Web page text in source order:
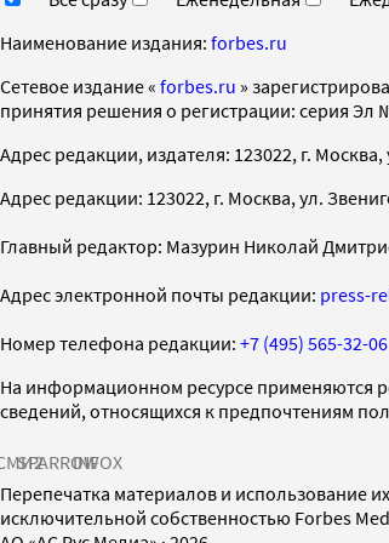
Наименование издания: forbes.ru
Cетевое издание « forbes.ru »
принятия решения о регистрации: серия Эл
Адрес редакции, издателя: 123022, г. Москва,
Адрес редакции: 123022, г. Москва, ул.
Главный редактор: Мазурин Николай
Адрес электронной почты редакции: press-
Номер телефона редакции: +7 (495) 565-32-06
На информационном ресурсе применяются
сведений, относящихся к предпочтениям
SPARROWINFOX
Перепечатка материалов и использование
исключительной собственностью Forbes